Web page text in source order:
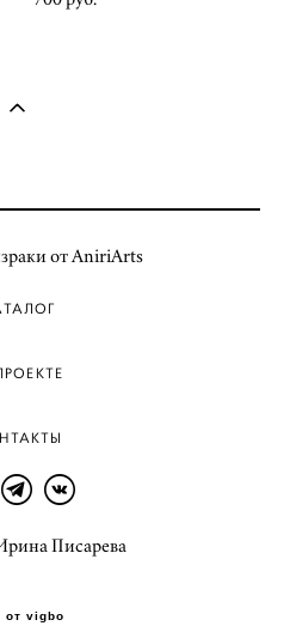
от AniriArts
Писарева
от vigbo